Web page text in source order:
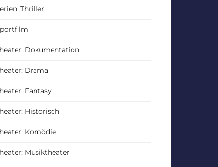
Thriller
Dokumentation
Drama
Fantasy
Historisch
Komödie
Musiktheater